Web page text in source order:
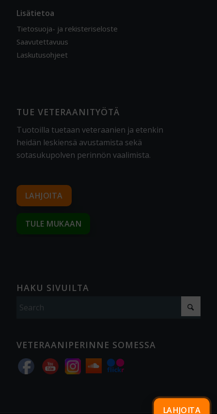
Lisätietoa
Tietosuoja- ja rekisteriseloste
Saavutettavuus
Laskutusohjeet
TUE VETERAANITYÖTÄ
Tuotoilla tuetaan veteraanien ja etenkin
heidän leskiensä avustamista sekä
sotasukupolven perinnön vaalimista.
LAHJOITA
TULE MUKAAN
HAKU SIVUILTA
VETERAANIPERINNE SOMESSA
LAHJOITA